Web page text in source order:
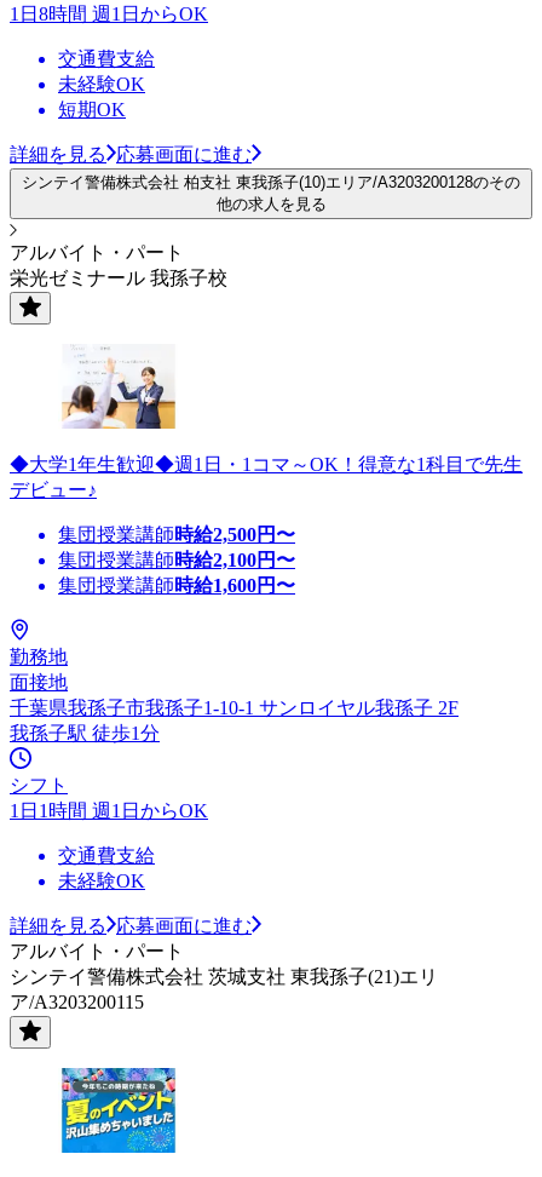
1日8時間 週1日からOK
交通費支給
未経験OK
短期OK
詳細を見る 応募画面に進む
シンテイ警備株式会社 柏支社 東我孫子(10)エリア/A3203200128のその
他の求人を見る
アルバイト・パート
栄光ゼミナール 我孫子校
◆大学1年生歓迎◆週1日・1コマ～OK！得意な1科目で先生
デビュー♪
集団授業講師時給2,500円〜
集団授業講師時給2,100円〜
集団授業講師時給1,600円〜
勤務地
面接地
千葉県我孫子市我孫子1-10-1 サンロイヤル我孫子 2F
我孫子駅 徒歩1分
シフト
1日1時間 週1日からOK
交通費支給
未経験OK
詳細を見る
応募画面に進む
アルバイト・パート
シンテイ警備株式会社 茨城支社 東我孫子(21)エリ
ア/A3203200115